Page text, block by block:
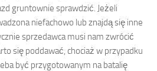
gruntownie sprawdzić. Jeżeli
niefachowo lub znajdą się inne
sprzedawca musi nam zwrócić
się poddawać, chociaż w przypadku
być przygotowanym na batalię